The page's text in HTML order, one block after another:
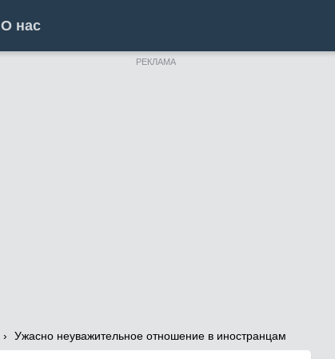
О нас
РЕКЛАМА
Ужасно неуважительное отношение в иностранцам